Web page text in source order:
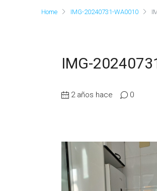
Home IMG-20240731-WA0010
IMG-
2 años hace 0